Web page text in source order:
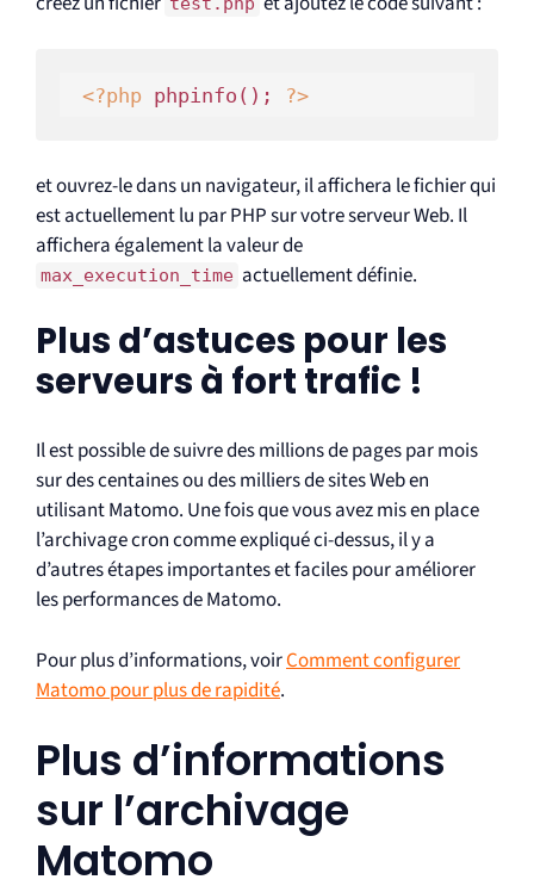
<?php phpinfo(); ?>
et ouvrez-le dans un navigateur, il affichera le fichier qui
est actuellement lu par PHP sur votre serveur Web. Il
affichera également la valeur de
max_execution_time actuellement définie.
Plus d’astuces pour les
serveurs à fort trafic !
Il est possible de suivre des millions de pages par mois
sur des centaines ou des milliers de sites Web en
utilisant Matomo. Une fois que vous avez mis en place
l’archivage cron comme expliqué ci-dessus, il y a
d’autres étapes importantes et faciles pour améliorer
les performances de Matomo.
Pour plus d’informations, voirComment configurer
Matomo pour plus de rapidité.
Plus d’informations
sur l’archivage
Matomo